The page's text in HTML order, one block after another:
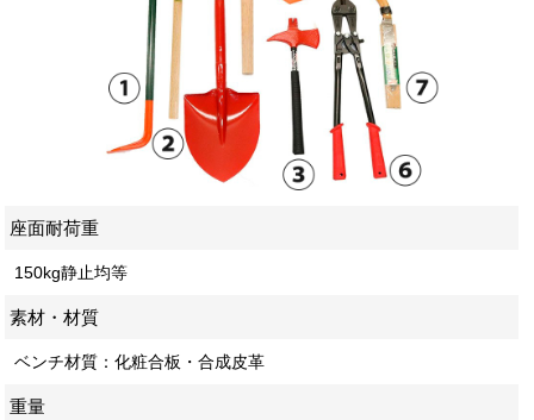
座面耐荷重
150kg静止均等
素材・材質
ベンチ材質：化粧合板・合成皮革
重量